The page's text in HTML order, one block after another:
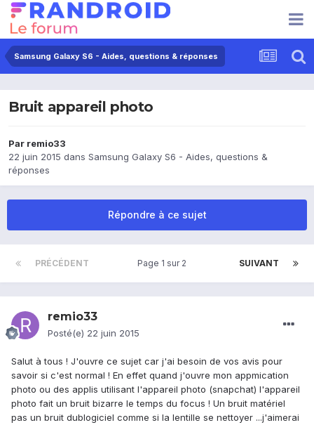
Samsung Galaxy S6 - Aides, questions & réponses
Bruit appareil photo
Par remio33
22 juin 2015 dans Samsung Galaxy S6 - Aides, questions &
réponses
Répondre à ce sujet
PRÉCÉDENT SUIVANT
Page 1 sur 2
remio33
Posté(e) 22 juin 2015
Salut à tous ! J'ouvre ce sujet car j'ai besoin de vos avis pour
savoir si c'est normal ! En effet quand j'ouvre mon appmication
photo ou des applis utilisant l'appareil photo (snapchat) l'appareil
photo fait un bruit bizarre le temps du focus ! Un bruit matériel
pas un bruit dublogiciel comme si la lentille se nettoyer ...j'aimerai